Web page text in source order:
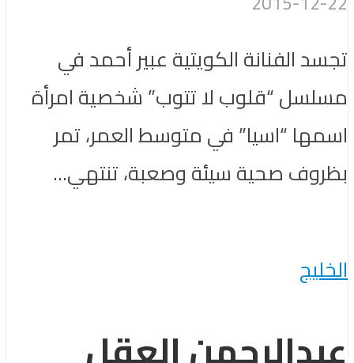
تجسد الفنانة الكويتية عبير أحمد في
مسلسل “قلوب لا تتوب” شخصية امرأة
اسمها “اسيا” في متوسط العمر، تمر
بظروف صحية سيئة وصعبة، تنتهي...
الخليج